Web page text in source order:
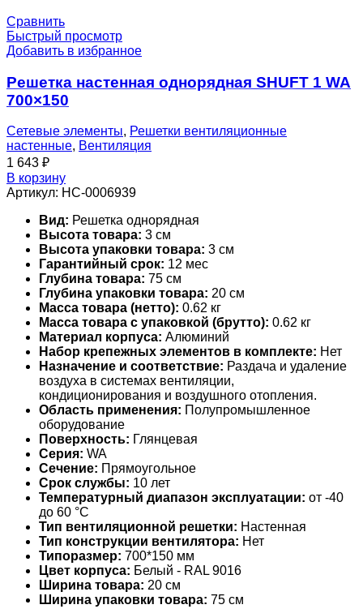
Сравнить
Быстрый просмотр
Добавить в избранное
Решетка настенная однорядная SHUFT 1 WA
700×150
Сетевые элементы, Решетки вентиляционные
настенные, Вентиляция
1 643 ₽
В корзину
Артикул: НС-0006939
Вид: Решетка однорядная
Высота товара: 3 см
Высота упаковки товара: 3 см
Гарантийный срок: 12 мес
Глубина товара: 75 см
Глубина упаковки товара: 20 см
Масса товара (нетто): 0.62 кг
Масса товара с упаковкой (брутто): 0.62 кг
Материал корпуса: Алюминий
Набор крепежных элементов в комплекте: Нет
Назначение и соответствие: Раздача и удаление
воздуха в системах вентиляции,
кондиционирования и воздушного отопления.
Область применения: Полупромышленное
оборудование
Поверхность: Глянцевая
Серия: WA
Сечение: Прямоугольное
Срок службы: 10 лет
Температурный диапазон эксплуатации: от -40
до 60 °С
Тип вентиляционной решетки: Настенная
Тип конструкции вентилятора: Нет
Типоразмер: 700*150 мм
Цвет корпуса: Белый - RAL 9016
Ширина товара: 20 см
Ширина упаковки товара: 75 см